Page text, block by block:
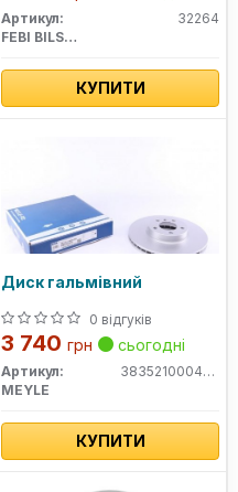
Артикул:
32264
FEBI BILSTEIN
КУПИТИ
Диск гальмівний
0 відгуків
3 740 грн сьогодні
Артикул:
3835210004PD
MEYLE
КУПИТИ